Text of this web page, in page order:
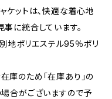
ケットは、快適な着心地
に統合しています。
地ポリエステル95％ポリ
庫のため「在庫あり」の
場合がございますので予